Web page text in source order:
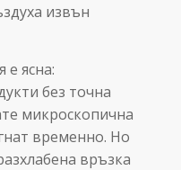
извън
е ясна:
без точна
микроскопична
временно. Но
връзка